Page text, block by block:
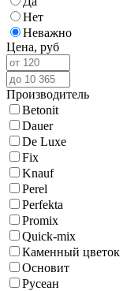
Нет
Неважно
Цена, руб
Производитель
Betonit
Dauer
De Luxe
Fix
Knauf
Perel
Perfekta
Promix
Quick-mix
Каменный цветок
Основит
Русеан